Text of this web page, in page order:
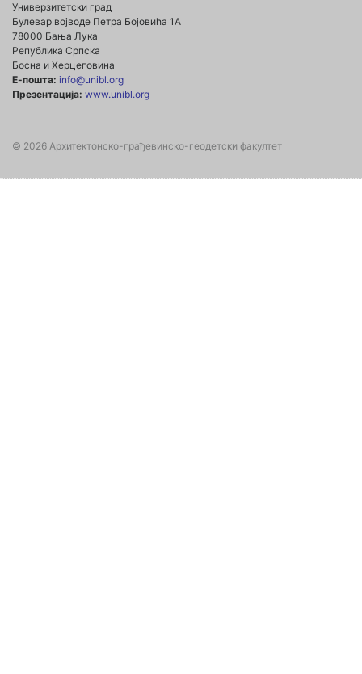
Универзитетски град
Булевар војводе Петра Бојовића 1А
78000 Бања Лука
Република Српска
Босна и Херцеговина
Е-пошта: info@unibl.org
Презентација: www.unibl.org
© 2026 Архитектонско-грађевинско-геодетски факултет